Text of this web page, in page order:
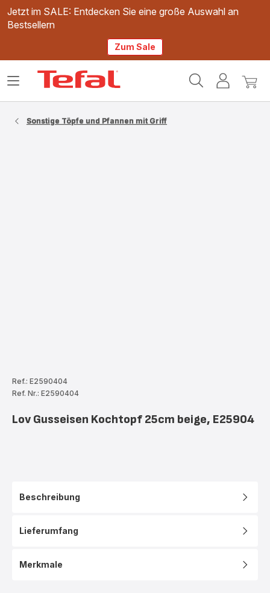
Jetzt im SALE: Entdecken Sie eine große Auswahl an
Bestsellern
Zum Sale
Mein
Mein
Das
Sonstige Töpfe und Pfannen mit Griff
Ref.: E2590404
Ref. Nr.: E2590404
Lov Gusseisen Kochtopf 25cm beige, E25904
Beschreibung
Lieferumfang
Merkmale